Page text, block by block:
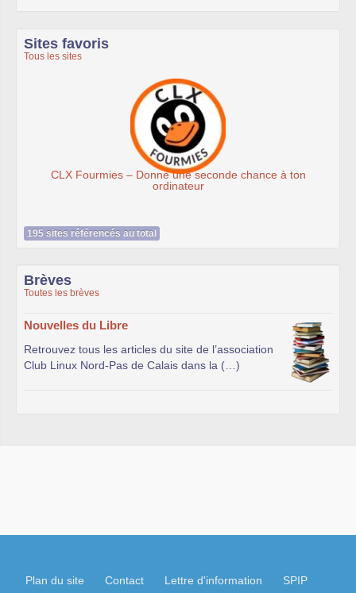
Sites favoris
Tous les sites
Donne une seconde chance à ton
195 sites référencés au total
Brèves
Toutes les brèves
Nouvelles du Libre
Retrouvez tous les articles du site de l’association
Club Linux Nord-Pas de Calais dans la (…)
Plan du site Contact Lettre d'information SPIP